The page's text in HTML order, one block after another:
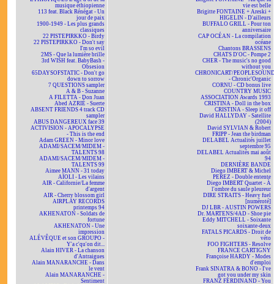
musique éthiopienne
113 feat. Black Rénégat - Un
jour de paix
1900-1949 - Les plus grands
classiques
22 PISTEPIRKKO - Birdy
22 PISTEPIRKKO - Don't say
I'm so evil
2MS - Que la lumière brille
3rd WISH feat. BabyBash -
Obsesion
65DAYSOFSTATIC - Don't go
down to sorrow
7 QUESTIONS sampler
A & B - Suzanne
A FILETTA - Don Juan
Abed AZRIÉ - Suerte
ABSENT FRIENDS 4 track CD
sampler
ABUS DANGEREUX face 39
ACTIVISION - APOCALYPSE
- This is the end
Adam GREEN - Minor love
ADAMI/SACEM/MIDEM -
TALENTS 98
ADAMI/SACEM/MIDEM -
TALENTS 99
Aimee MANN - 31 today
AÏOLI - Les vilains
AIR - Californie/La femme
d'argent
AIR - Cherry blossom girl
AIRPLAY RECORDS
printemps 94
AKHENATON - Soldats de
fortune
AKHENATON - Une
impression
ALÉVÊQUE et son GROUPO -
Y'a c'qu'on dit...
Alain HIVER - La chanson
d'Antraigues
Alain MANARANCHE - Dans
le vent
Alain MANARANCHE -
Sentiment
vie est belle
Brigitte FONTAINE + Areski +
HIGELIN - D'ailleurs
BUFFALO GRILL - Pour ton
anniversaire
CAP OCÉAN - La compilation
océane
Chantons BRASSENS
CHATS D'OC - Pompe 2
CHER - The music's no good
without you
CHRONICART/
- Chronic'Organic
CORNU - CD bonus live
COUNTRY MUSIC
ASSOCIATION Awards 1993
CRISTINA - Doll in the box
CRISTINA - Sleep it off
David HALLYDAY - Satellite
(2004)
David SYLVIAN & Robert
FRIPP - Jean the birdman
DELABEL Actualités juillet
septembre 95
DELABEL Actualités mai août
94
DERNIÈRE BANDE
Diego IMBERT & Michel
PEREZ - Double entente
Diego IMBERT Quartet - À
l'ombre du saule pleureur
DIRE STRAITS - Heavy fuel
[numéroté]
DJ LBR - AUSTIN POWERS
Dr. MARTENS/4AD - Shoe pie
Eddy MITCHELL - Soixante
soixante-deux
FATALS PICARDS - Droit de
véto
FOO FIGHTERS - Resolve
FRANCE CARTIGNY
Françoise HARDY - Modes
d'emploi
Frank SINATRA & BONO - I've
got you under my skin
FRANZ FERDINAND - You